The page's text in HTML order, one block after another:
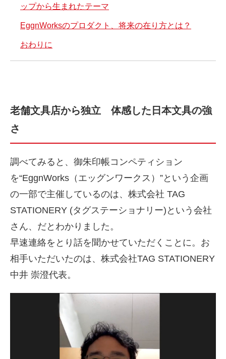
ップから生まれたテーマ
EggnWorksのプロダクト、将来の在り方とは？
おわりに
老舗文具店から独立 体感した日本文具の強
さ
調べてみると、御朱印帳コンペティション
を“EggnWorks（エッグンワークス）”という企画
の一部で主催しているのは、株式会社 TAG
STATIONERY (タグステーショナリー)という会社
さん、だとわかりました。
早速連絡をとり話を聞かせていただくことに。お
相手いただいたのは、株式会社TAG STATIONERY
中井 崇澄代表。